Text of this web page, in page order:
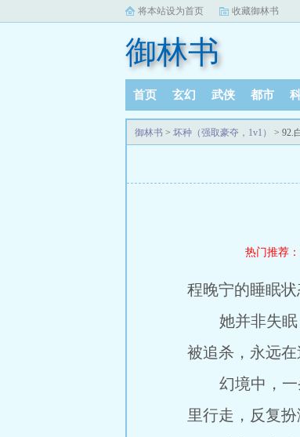
将本站设为首页 收藏御林书
御林书
首页 玄幻 武侠 都市
御林书 > 坏种（强取豪夺，1v1） > 92.
热门推荐：
程晚宁的睡眠状
她并非失眠，
被追杀，永远在
幻境中，一条
里行走，反复